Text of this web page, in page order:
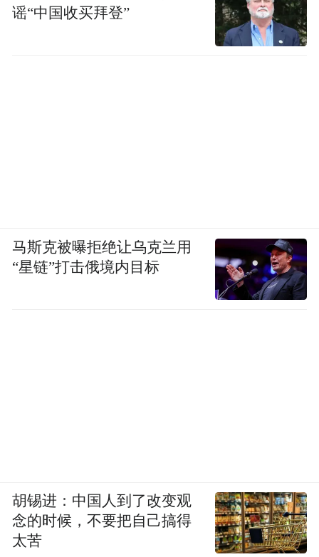
谣“中国收买拜登”
马斯克被曝拒绝让乌克兰用
“星链”打击俄境内目标
胡锡进：中国人到了改变观
念的时候，不要把自己搞得
太苦